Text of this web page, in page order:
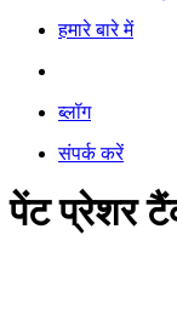
हमारे बारे में
ब्लॉग
संपर्क करें
पेंट प्रेशर